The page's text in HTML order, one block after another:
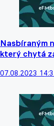
Nasbíraným
který chytá
07.08.2023